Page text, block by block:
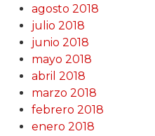
agosto 2018
julio 2018
junio 2018
mayo 2018
abril 2018
marzo 2018
febrero 2018
enero 2018